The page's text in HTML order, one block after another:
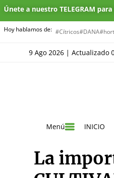
Únete a nuestro TELEGRAM
Hoy hablamos de: #Cítricos#DANA
9 Ago 2026 | Actualizado
Menú INICIO
La